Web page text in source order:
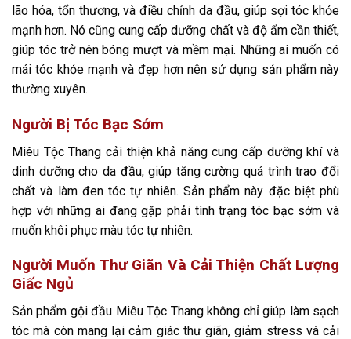
lão hóa, tổn thương, và điều chỉnh da đầu, giúp sợi tóc khỏe
mạnh hơn. Nó cũng cung cấp dưỡng chất và độ ẩm cần thiết,
giúp tóc trở nên bóng mượt và mềm mại. Những ai muốn có
mái tóc khỏe mạnh và đẹp hơn nên sử dụng sản phẩm này
thường xuyên.
Người Bị Tóc Bạc Sớm
Miêu Tộc Thang cải thiện khả năng cung cấp dưỡng khí và
dinh dưỡng cho da đầu, giúp tăng cường quá trình trao đổi
chất và làm đen tóc tự nhiên. Sản phẩm này đặc biệt phù
hợp với những ai đang gặp phải tình trạng tóc bạc sớm và
muốn khôi phục màu tóc tự nhiên.
Người Muốn Thư Giãn Và Cải Thiện Chất Lượng
Giấc Ngủ
Sản phẩm gội đầu Miêu Tộc Thang không chỉ giúp làm sạch
tóc mà còn mang lại cảm giác thư giãn, giảm stress và cải